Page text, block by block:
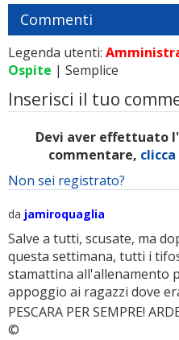
Commenti
Legenda utenti:
Ospite | Semplice
Inserisci il tuo
Devi aver effettuato
commentare,
Non sei registrato?
da jamiroquaglia
Salve a tutti, scusate, ma
questa settimana, tutti i
stamattina all'allenamento
appoggio ai ragazzi dove
PESCARA PER SEMPRE!
©